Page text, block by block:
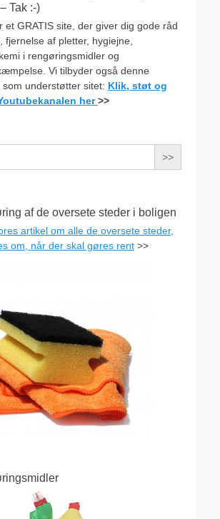
Tak :-)
et GRATIS site, der giver dig gode råd
fjernelse af pletter, hygiejne,
i rengøringsmidler og
Vi tilbyder også denne
som understøtter sitet: Klik, støt og
her>>
af de oversete steder i boligen
artikel om alle de oversete steder,
om, når der skal gøres rent >>